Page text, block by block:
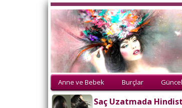
Anne ve Bebek Burçlar Güncel
Saç Uzatmada